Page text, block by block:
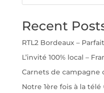
Recent
RTL2 Bordeaux –
L’invité 100% local –
Carnets de campagne
Notre 1ère fois à la